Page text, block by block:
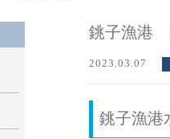
銚子漁港
2023.03.07
銚子漁港